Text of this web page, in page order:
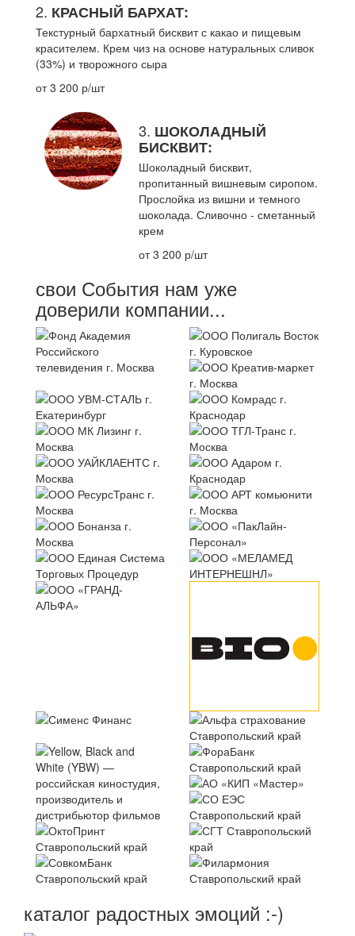
2. КРАСНЫЙ БАРХАТ:
Текстурный бархатный бисквит с какао и пищевым
красителем. Крем чиз на основе натуральных сливок
(33%) и творожного сыра
от 3 200 р/шт
3. ШОКОЛАДНЫЙ
БИСКВИТ:
Шоколадный бисквит,
пропитанный вишневым сиропом.
Прослойка из вишни и темного
шоколада. Сливочно - сметанный
крем
от 3 200 р/шт
свои События нам уже
доверили компании...
каталог радостных эмоций :-)